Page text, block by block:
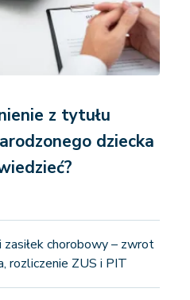
z tytułu
dziecka
chorobowy – zwrot
rozliczenie ZUS i PIT